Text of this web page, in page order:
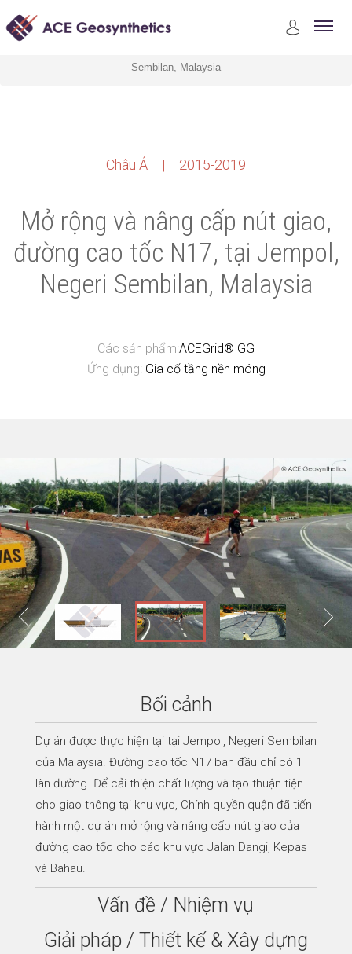
Case Studies
Xây dựng đường bộ và đường sắt
Sembilan, Malaysia
Châu Á | 2015-2019
Mở rộng và nâng cấp nút giao,
đường cao tốc N17, tại Jempol,
Negeri Sembilan, Malaysia
Các sản phẩm:ACEGrid® GG
Ứng dụng: Gia cố tầng nền móng
Bối cảnh
Dự án được thực hiện tại tại Jempol, Negeri Sembilan
của Malaysia. Đường cao tốc N17 ban đầu chỉ có 1
làn đường. Để cải thiện chất lượng và tạo thuận tiện
cho giao thông tại khu vực, Chính quyền quận đã tiến
hành một dự án mở rộng và nâng cấp nút giao của
đường cao tốc cho các khu vực Jalan Dangi, Kepas
và Bahau.
Vấn đề / Nhiệm vụ
Giải pháp / Thiết kế & Xây dựng